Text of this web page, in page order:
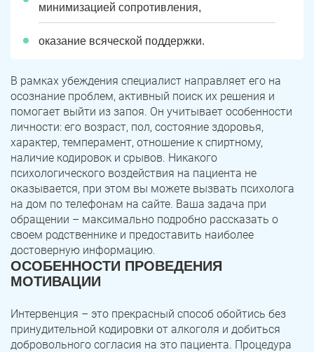
минимизацией сопротивления,
оказание всяческой поддержки.
В рамках убеждения специалист направляет его на
осознание проблем, активный поиск их решения и
помогает выйти из запоя. Он учитывает особенности
личности: его возраст, пол, состояние здоровья,
характер, темперамент, отношение к спиртному,
наличие кодировок и срывов. Никакого
психологического воздействия на пациента не
оказывается, при этом вы можете вызвать психолога
на дом по телефонам на сайте. Ваша задача при
обращении – максимально подробно рассказать о
своем родственнике и предоставить наиболее
достоверную информацию.
ОСОБЕННОСТИ ПРОВЕДЕНИЯ
МОТИВАЦИИ
Интервенция – это прекрасный способ обойтись без
принудительной кодировки от алкоголя и добиться
добровольного согласия на это пациента. Процедура